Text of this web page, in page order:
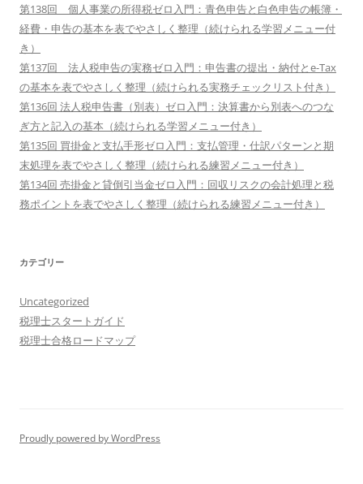
第138回 個人事業の所得税ゼロ入門：青色申告と白色申告の帳簿・
経費・申告の基本を表でやさしく整理（続けられる学習メニュー付
き）
第137回 法人税申告の実務ゼロ入門：申告書の提出・納付とe-Tax
の基本を表でやさしく整理（続けられる実務チェックリスト付き）
第136回 法人税申告書（別表）ゼロ入門：決算書から別表へのつな
ぎ方と記入の基本（続けられる学習メニュー付き）
第135回 買掛金と支払手形ゼロ入門：支払管理・仕訳パターンと期
末処理を表でやさしく整理（続けられる練習メニュー付き）
第134回 売掛金と貸倒引当金ゼロ入門：回収リスクの会計処理と税
務ポイントを表でやさしく整理（続けられる練習メニュー付き）
カテゴリー
Uncategorized
税理士スタートガイド
税理士合格ロードマップ
Proudly powered by WordPress